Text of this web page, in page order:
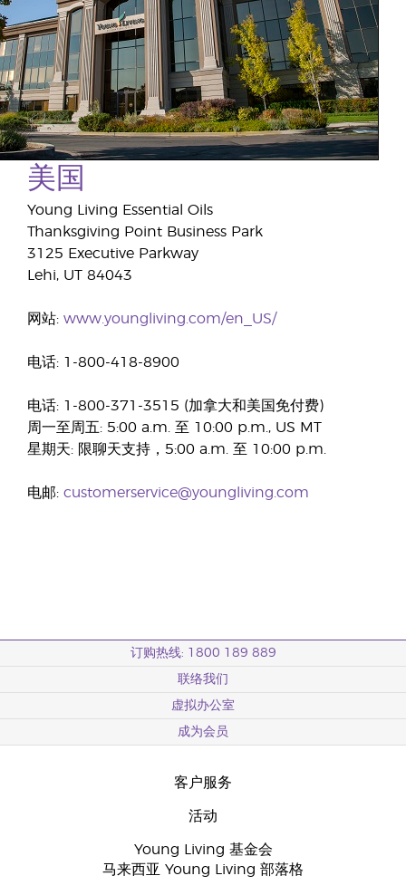
美国
Young Living Essential Oils
Thanksgiving Point Business Park
3125 Executive Parkway
Lehi, UT 84043
网站: www.youngliving.com/en_US/
电话: 1-800-418-8900
电话: 1-800-371-3515 (加拿大和美国免付费)
周一至周五: 5:00 a.m. 至 10:00 p.m., US MT
星期天: 限聊天支持，5:00 a.m. 至 10:00 p.m.
电邮: customerservice@youngliving.com
订购热线: 1800 189 889
联络我们
虚拟办公室
成为会员
客户服务
活动
Young Living 基金会
马来西亚 Young Living 部落格